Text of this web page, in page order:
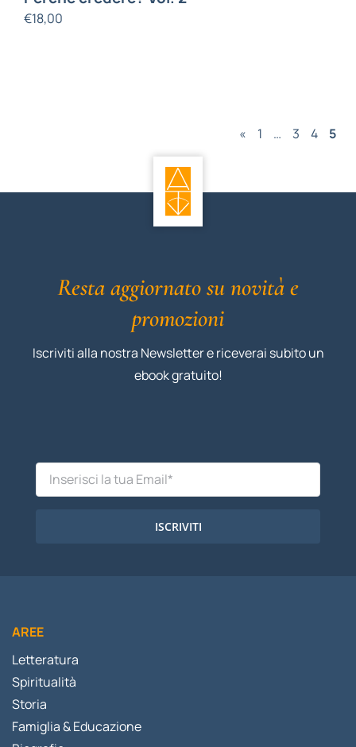
€18,00
« 1 … 3 4 5
Resta aggiornato su novità e
promozioni
Iscriviti alla nostra Newsletter e riceverai subito un
ebook gratuito!
ISCRIVITI
AREE
Letteratura
Spiritualità
Storia
Famiglia & Educazione